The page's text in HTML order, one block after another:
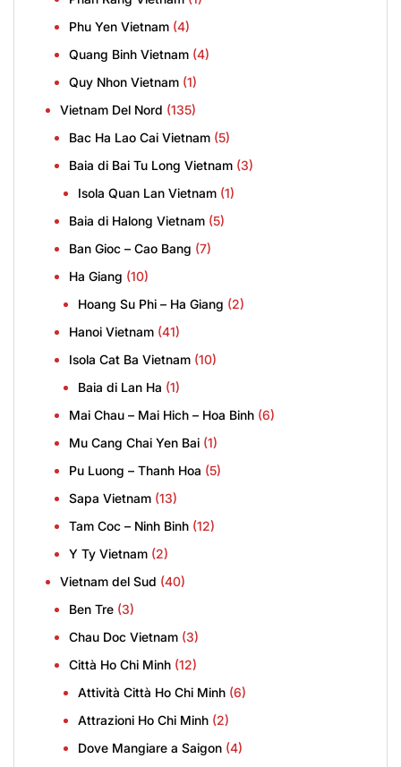
Phu Yen Vietnam (4)
Quang Binh Vietnam (4)
Quy Nhon Vietnam (1)
Vietnam Del Nord (135)
Bac Ha Lao Cai Vietnam (5)
Baia di Bai Tu Long Vietnam (3)
Isola Quan Lan Vietnam (1)
Baia di Halong Vietnam (5)
Ban Gioc – Cao Bang (7)
Ha Giang (10)
Hoang Su Phi – Ha Giang (2)
Hanoi Vietnam (41)
Isola Cat Ba Vietnam (10)
Baia di Lan Ha (1)
Mai Chau – Mai Hich – Hoa Binh (6)
Mu Cang Chai Yen Bai (1)
Pu Luong – Thanh Hoa (5)
Sapa Vietnam (13)
Tam Coc – Ninh Binh (12)
Y Ty Vietnam (2)
Vietnam del Sud (40)
Ben Tre (3)
Chau Doc Vietnam (3)
Città Ho Chi Minh (12)
Attività Città Ho Chi Minh (6)
Attrazioni Ho Chi Minh (2)
Dove Mangiare a Saigon (4)